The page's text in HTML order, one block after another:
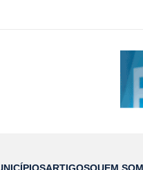
ARTIGOSQUEM